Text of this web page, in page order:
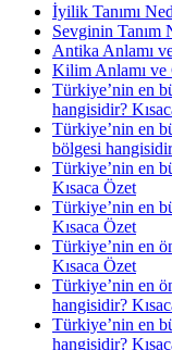
İyilik Tanımı
Sevginin Tanım
Antika Anlamı
Kilim Anlamı ve
Türkiye’nin en
hangisidir?
Türkiye’nin en
bölgesi
Türkiye’nin en
Kısaca Özet
Türkiye’nin en
Kısaca Özet
Türkiye’nin en
Kısaca Özet
Türkiye’nin en
hangisidir?
Türkiye’nin en
hangisidir?